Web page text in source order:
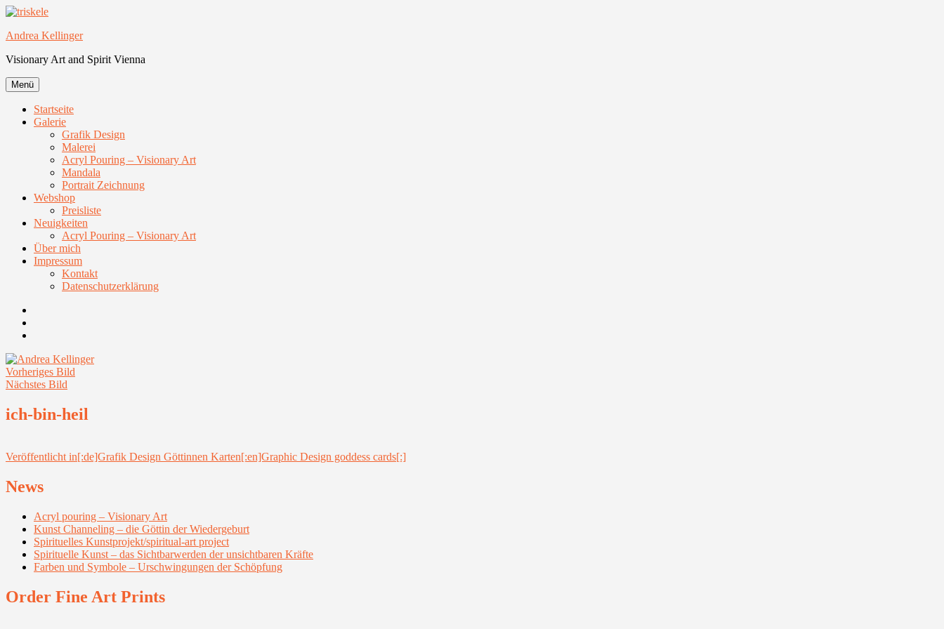
Zum
springen
Andrea Kellinger
Visionary Art and Spirit Vienna
Menü
Startseite
Galerie
Grafik Design
Malerei
Acryl Pouring – Visionary Art
Mandala
Portrait Zeichnung
Webshop
Preisliste
Neuigkeiten
Acryl Pouring – Visionary Art
Über mich
Impressum
Kontakt
Datenschutzerklärung
Vorheriges Bild
Nächstes Bild
ich-bin-heil
Beitragsnavigation
Veröffentlicht in[:de]Grafik Design Göttinnen Karten[:en]Graphic Design goddess cards[:]
News
Acryl pouring – Visionary Art
Kunst Channeling – die Göttin der Wiedergeburt
Spirituelles Kunstprojekt/spiritual-art project
Spirituelle Kunst – das Sichtbarwerden der unsichtbaren Kräfte
Farben und Symbole – Urschwingungen der Schöpfung
Order Fine Art Prints